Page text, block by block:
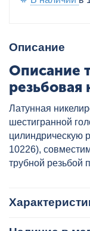
Описание
Описание
резьбовая
артикул:
Латунная
шестигранной
цилиндрическую
10226),
трубной резьбой